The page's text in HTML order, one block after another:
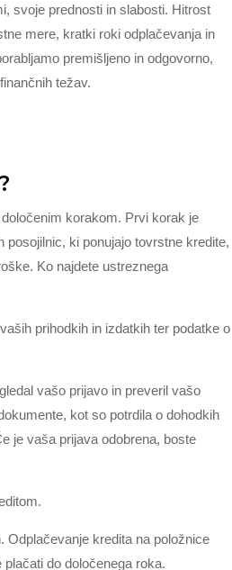
svoje prednosti in slabosti. Hitrost
mere, kratki roki odplačevanja in
premišljeno in odgovorno,
težav.
korakom. Prvi korak je
posojilnic, ki ponujajo tovrstne kredite,
Ko najdete ustreznega
prihodkih in izdatkih ter podatke o
vašo prijavo in preveril vašo
kot so potrdila o dohodkih
je vaša prijava odobrena, boste
Odplačevanje kredita na položnice
do določenega roka.